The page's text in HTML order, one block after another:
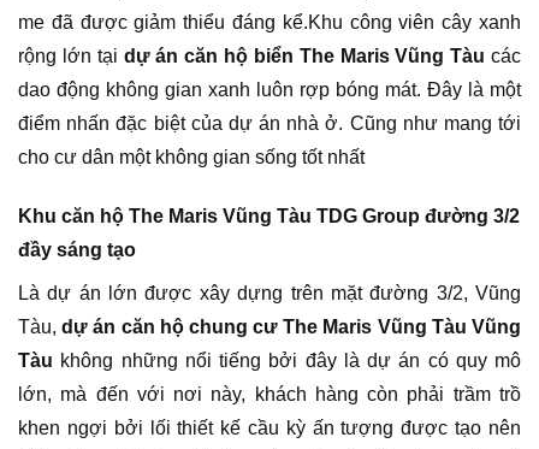
me đã được giảm thiểu đáng kể.Khu công viên cây xanh
rộng lớn tại dự án căn hộ biển The Maris Vũng Tàu các
dao động không gian xanh luôn rợp bóng mát. Đây là một
điểm nhấn đặc biệt của dự án nhà ở. Cũng như mang tới
cho cư dân một không gian sống tốt nhất
Khu căn hộ The Maris Vũng Tàu TDG Group đường 3/2
đầy sáng tạo
Là dự án lớn được xây dựng trên mặt đường 3/2, Vũng
Tàu,dự án căn hộ chung cư The Maris Vũng Tàu Vũng
Tàu không những nổi tiếng bởi đây là dự án có quy mô
lớn, mà đến với nơi này, khách hàng còn phải trầm trồ
khen ngợi bởi lối thiết kế cầu kỳ ấn tượng được tạo nên